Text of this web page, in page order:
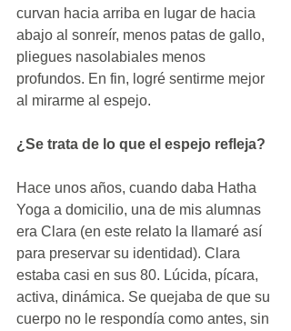
curvan hacia arriba en lugar de hacia
abajo al sonreír, menos patas de gallo,
pliegues nasolabiales menos
profundos. En fin, logré sentirme mejor
al mirarme al espejo.
¿Se trata de lo que el espejo refleja?
Hace unos años, cuando daba Hatha
Yoga a domicilio, una de mis alumnas
era Clara (en este relato la llamaré así
para preservar su identidad). Clara
estaba casi en sus 80. Lúcida, pícara,
activa, dinámica. Se quejaba de que su
cuerpo no le respondía como antes, sin